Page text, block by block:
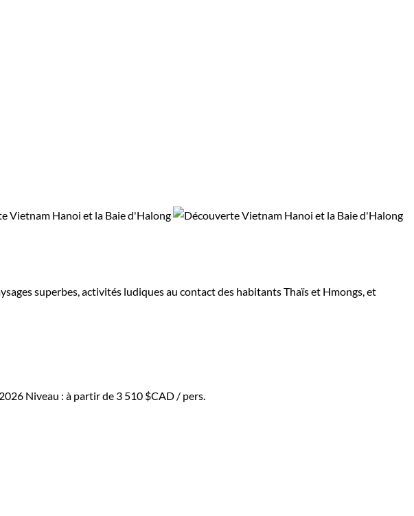
superbes, activités ludiques au contact des habitants Thaïs et Hmongs, et
Niveau : à partir de 3 510 $CAD / pers.